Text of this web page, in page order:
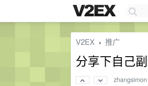
V2EX › 推广
分享下自己
zhangsimon